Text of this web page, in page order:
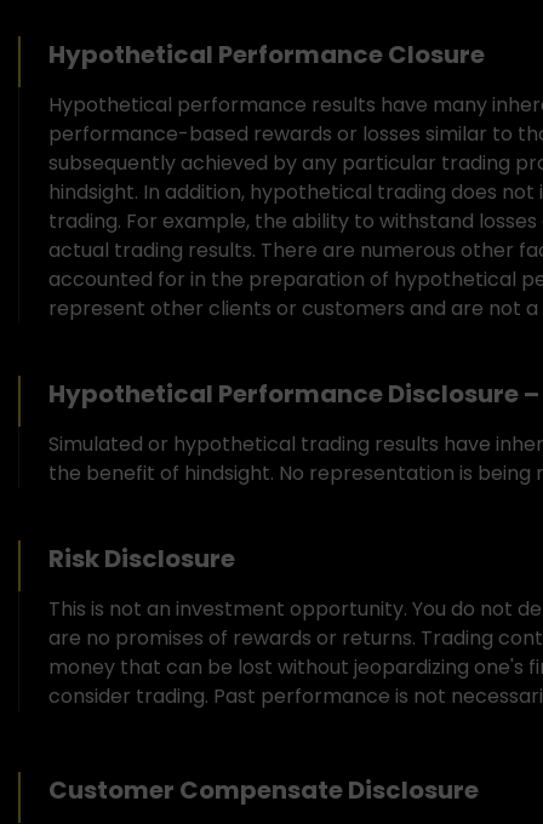
Hypothetical Performance Closure
Hypothetical performance results have many
performance-based rewards or losses similar to
subsequently achieved by any particular trading
hindsight. In addition, hypothetical trading does
trading. For example, the ability to withstand
actual trading results. There are numerous other
accounted for in the preparation of hypothetical
represent other clients or customers and are not
Hypothetical Performance Disclosure –
Simulated or hypothetical trading results have
the benefit of hindsight. No representation is
Risk Disclosure
This is not an investment opportunity. You do not
are no promises of rewards or returns. Trading
money that can be lost without jeopardizing one's
consider trading. Past performance is not
Customer Compensate Disclosure